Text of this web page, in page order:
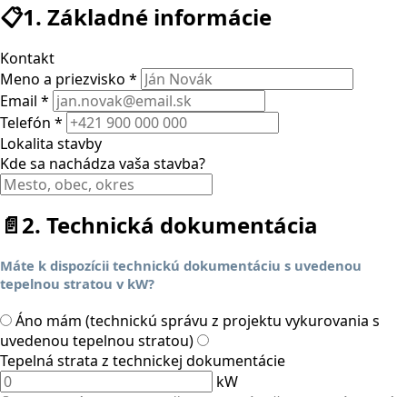
📋1. Základné informácie
Kontakt
Meno a priezvisko *
Email *
Telefón *
Lokalita stavby
Kde sa nachádza vaša stavba?
📄2. Technická dokumentácia
Máte k dispozícii technickú dokumentáciu s uvedenou
tepelnou stratou v kW?
Áno mám (technickú správu z projektu vykurovania s
uvedenou tepelnou stratou)
Tepelná strata z technickej dokumentácie
kW